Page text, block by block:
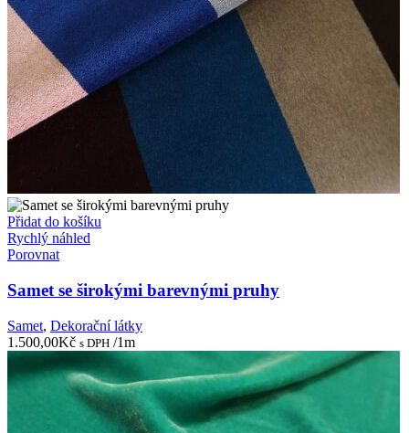
Přidat do košíku
Rychlý náhled
Porovnat
Samet se širokými barevnými pruhy
Samet, Dekorační látky
1.500,00Kč s DPH /1m